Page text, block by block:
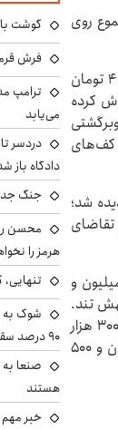
روی
در بازار آزاد تهران، دلار امروز در محدوده ۱۷۰ هزار تومان معامله شد و نرخ اعلامی آن ۱۷۰ هزار و ۴۰۰ تومان
۱۷۰ هزار تومان جا خوش کرده
کف‌های
دیده شد؛
تقاضای
هم امروز در مسیر کم‌نوسان‌تری حرکت کرد. هر گرم طلای ۱۸ عیار در بازار داخلی ۱۷ میلیون و
تند.
در بازار سکه نیز قیمت‌ها در سطوح بالا اما نسبتاً پایدار دنبال شد؛ سکه طرح جدید ۱۷۹ میلیون و ۳۰۰ هزار
تومان، سکه طرح قدیم ۱۷۶ میلیون تومان، نیم‌سکه ۹۱ میلیون و ۵۰۰ هزار تومان، ربع‌سکه ۵۱ میلیون و ۵۰۰
گوشت
فرش
ترامپ
می‌یابد
دردسر
دادگاه باز
جنگ
محسن
هرمز را
شوک به
۹۰ درصد سقوط کرد
صنعا
هستند
خبر مهم